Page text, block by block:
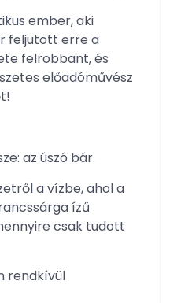
ember, aki
feljutott erre a
felrobbant, és
előadóművész
az úszó bár.
a vízbe, ahol a
ízű
csak tudott
rendkívül